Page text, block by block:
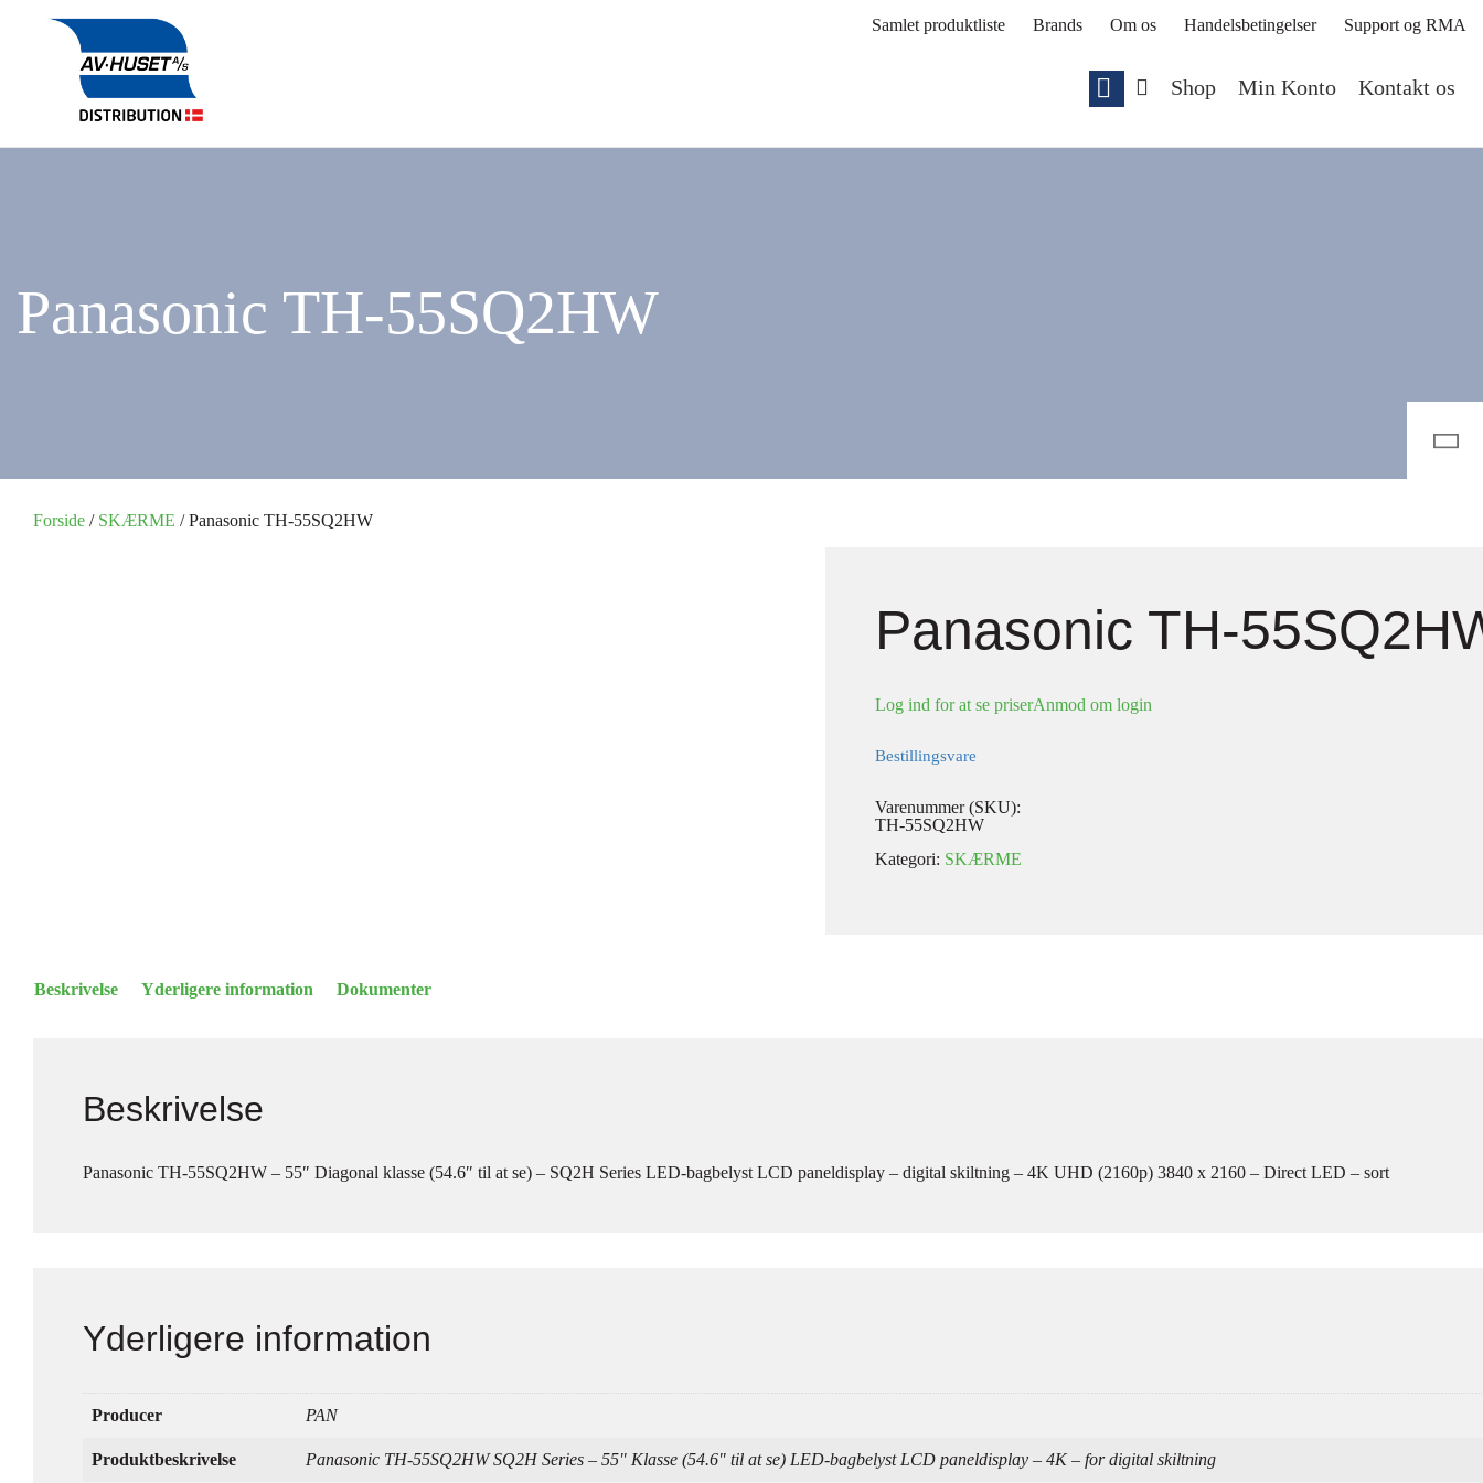
Samlet produktliste Brands Om os Handelsbetingelser Support og RMA
Shop Min Konto Kontakt os
Panasonic TH-55SQ2HW
Forside / SKÆRME / Panasonic TH-55SQ2HW
Panasonic TH-
Log ind for at se priserAnmod om login
Bestillingsvare
Varenummer (SKU):
TH-55SQ2HW
Kategori: SKÆRME
Beskrivelse Yderligere information Dokumenter
Beskrivelse
Panasonic TH-55SQ2HW – 55″ Diagonal klasse (54.6″ til at se) – SQ2H Series LED-bagbelyst LCD paneldisplay – digital skiltning – 4K UHD (2160p) 3840 x 2160 – Direct LED – sort
Yderligere information
Producer PAN
Produktbeskrivelse Panasonic TH-55SQ2HW SQ2H Series – 55" Klasse (54.6" til at se) LED-bagbelyst LCD paneldisplay – 4K – for digital skiltning